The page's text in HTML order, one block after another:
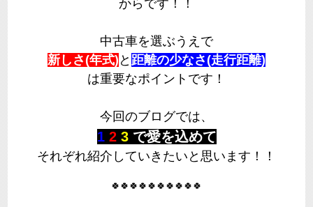
からです！！
中古車を選ぶうえで
新しさ(年式) と 距離の少なさ(走行距離)
は重要なポイントです！
今回のブログでは、
1 2 3 で愛を込めて
それぞれ紹介していきたいと思います！！
🍀🍀🍀🍀🍀🍀🍀🍀🍀🍀